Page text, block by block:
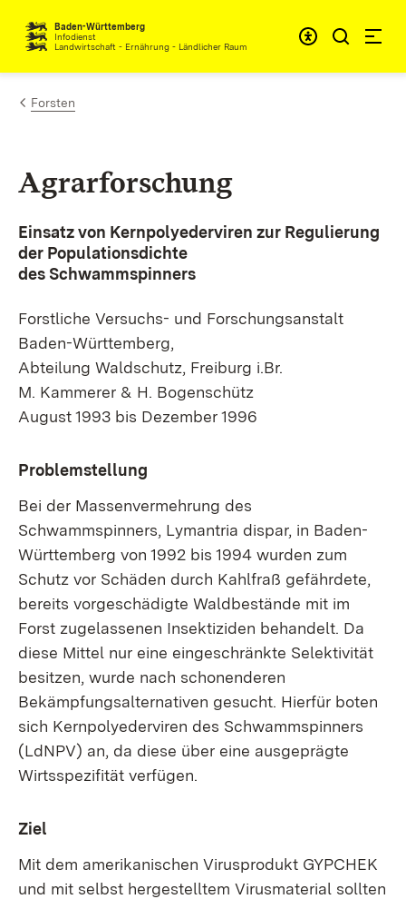
Zum Inhalt springen
Baden-Württemberg
Infodienst
Landwirtschaft - Ernährung - Ländlicher Raum
Forsten
Agrarforschung
Einsatz von Kernpolyederviren zur Regulierung
der Populationsdichte
des Schwammspinners
Forstliche Versuchs- und Forschungsanstalt
Baden-Württemberg,
Abteilung Waldschutz, Freiburg i.Br.
M. Kammerer & H. Bogenschütz
August 1993 bis Dezember 1996
Problemstellung
Bei der Massenvermehrung des
Schwammspinners, Lymantria dispar, in Baden-
Württemberg von 1992 bis 1994 wurden zum
Schutz vor Schäden durch Kahlfraß gefährdete,
bereits vorgeschädigte Waldbestände mit im
Forst zugelassenen Insektiziden behandelt. Da
diese Mittel nur eine eingeschränkte Selektivität
besitzen, wurde nach schonenderen
Bekämpfungsalternativen gesucht. Hierfür boten
sich Kernpolyederviren des Schwammspinners
(LdNPV) an, da diese über eine ausgeprägte
Wirtsspezifität verfügen.
Ziel
Mit dem amerikanischen Virusprodukt GYPCHEK
und mit selbst hergestelltem Virusmaterial sollten